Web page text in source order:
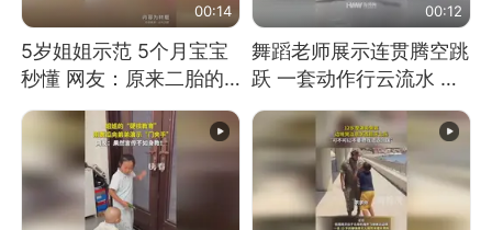
00:14
5岁姐姐示范 5个月宝宝
秒懂 网友：原来二胎的
快乐长这样
00:12
舞蹈老师展示连贯腾空跳
跃 一套动作行云流水 节
奏感拉满 网友：怎么做
到又舞又武的？